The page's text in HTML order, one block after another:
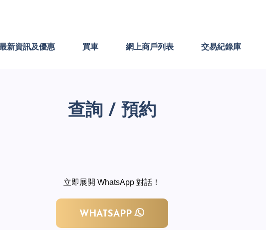
新資訊及優惠 買車 網上商戶列表 交易紀錄庫
查詢 / 預約
立即展開 WhatsApp 對話！
WHATSAPP